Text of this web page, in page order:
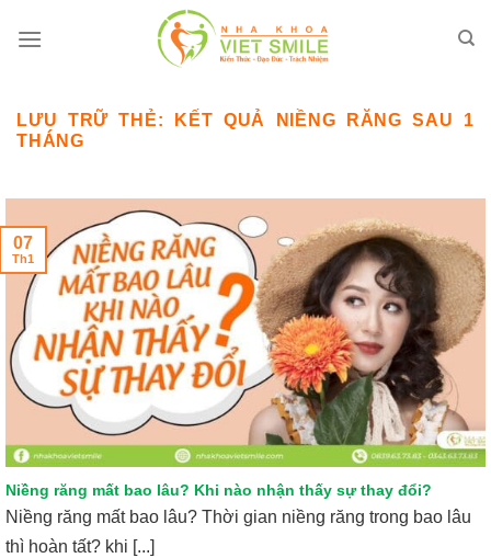
qua
LƯU TRỮ THẺ:
KẾT QUẢ NIỀNG RĂNG SAU 1
THÁNG
Niềng răng mất bao lâu? Khi nào nhận thấy sự thay đổi?
Niềng răng mất bao lâu? Thời gian niềng răng trong bao lâu
thì hoàn tất? khi [...]
07
Th1